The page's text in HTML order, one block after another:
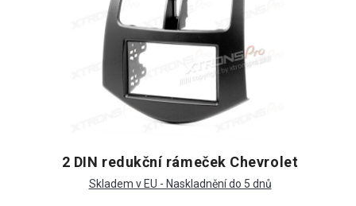
2 DIN redukční rámeček Chevrolet
Skladem v EU - Naskladnění do 5 dnů